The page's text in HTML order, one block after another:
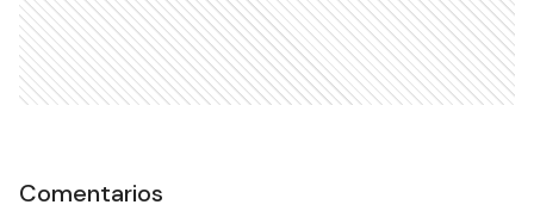
Comentarios